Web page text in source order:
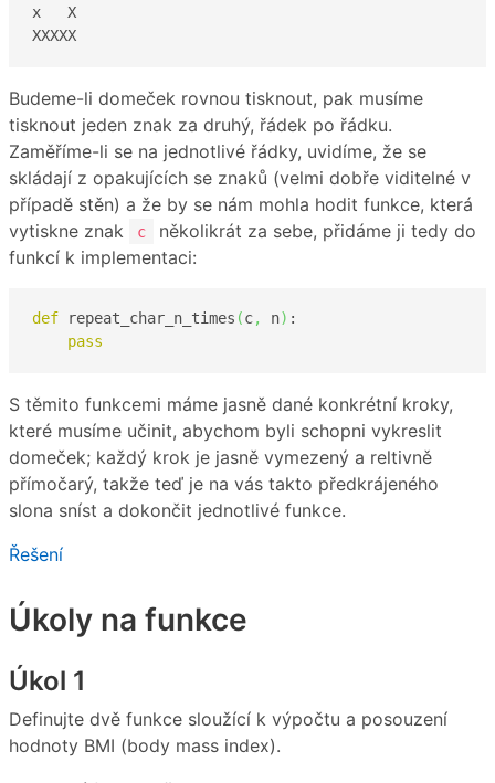
x   X
XXXXX
Budeme-li domeček rovnou tisknout, pak musíme
tisknout jeden znak za druhý, řádek po řádku.
Zaměříme-li se na jednotlivé řádky, uvidíme, že se
skládají z opakujících se znaků (velmi dobře viditelné v
případě stěn) a že by se nám mohla hodit funkce, která
vytiskne znak
c
několikrát za sebe, přidáme ji tedy do
funkcí k implementaci:
def repeat_char_n_times (c, n) :
pass
S těmito funkcemi máme jasně dané konkrétní kroky,
které musíme učinit, abychom byli schopni vykreslit
domeček; každý krok je jasně vymezený a reltivně
přímočarý, takže teď je na vás takto předkrájeného
slona sníst a dokončit jednotlivé funkce.
Řešení
Úkoly na funkce
Úkol 1
Definujte dvě funkce sloužící k výpočtu a posouzení
hodnoty BMI (body mass index).